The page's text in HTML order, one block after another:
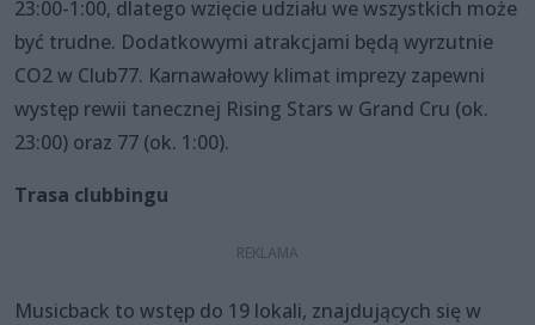
23:00-1:00, dlatego wzięcie udziału we wszystkich może
być trudne. Dodatkowymi atrakcjami będą wyrzutnie
CO2 w Club77. Karnawałowy klimat imprezy zapewni
występ rewii tanecznej Rising Stars w Grand Cru (ok.
23:00) oraz 77 (ok. 1:00).
Trasa clubbingu
Musicback to wstęp do 19 lokali, znajdujących się w